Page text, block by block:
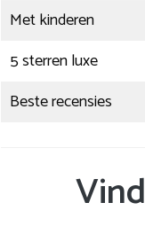
Met kinderen
5 sterren luxe
Beste recensies